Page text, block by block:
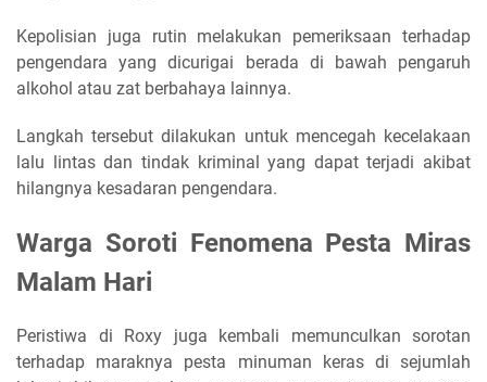
Kepolisian juga rutin melakukan pemeriksaan terhadap
pengendara yang dicurigai berada di bawah pengaruh
alkohol atau zat berbahaya lainnya.
Langkah tersebut dilakukan untuk mencegah kecelakaan
lalu lintas dan tindak kriminal yang dapat terjadi akibat
hilangnya kesadaran pengendara.
Warga Soroti Fenomena Pesta Miras
Malam Hari
Peristiwa di Roxy juga kembali memunculkan sorotan
terhadap maraknya pesta minuman keras di sejumlah